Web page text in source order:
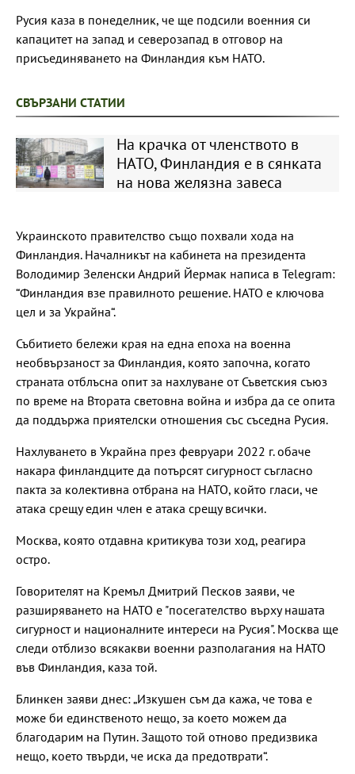
Русия каза в понеделник, че ще подсили военния си
капацитет на запад и северозапад в отговор на
присъединяването на Финландия към НАТО.
СВЪРЗАНИ СТАТИИ
На крачка от членството в
НАТО, Финландия е в сянката
на нова желязна завеса
Украинското правителство също похвали хода на
Финландия. Началникът на кабинета на президента
Володимир Зеленски Андрий Йермак написа в Telegram:
“Финландия взе правилното решение. НАТО е ключова
цел и за Украйна“.
Събитието бележи края на една епоха на военна
необвързаност за Финландия, която започна, когато
страната отблъсна опит за нахлуване от Съветския съюз
по време на Втората световна война и избра да се опита
да поддържа приятелски отношения със съседна Русия.
Нахлуването в Украйна през февруари 2022 г. обаче
накара финландците да потърсят сигурност съгласно
пакта за колективна отбрана на НАТО, който гласи, че
атака срещу един член е атака срещу всички.
Москва, която отдавна критикува този ход, реагира
остро.
Говорителят на Кремъл Дмитрий Песков заяви, че
разширяването на НАТО е "посегателство върху нашата
сигурност и националните интереси на Русия". Москва ще
следи отблизо всякакви военни разполагания на НАТО
във Финландия, каза той.
Блинкен заяви днес: „Изкушен съм да кажа, че това е
може би единственото нещо, за което можем да
благодарим на Путин. Защото той отново предизвика
нещо, което твърди, че иска да предотврати“.